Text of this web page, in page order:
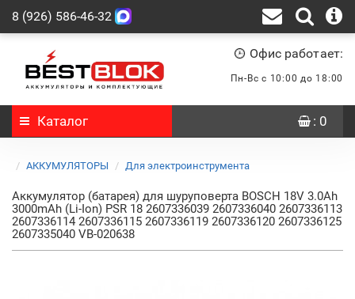
8 (926) 586-46-32
Офис работает:
Пн-Вс с 10:00 до 18:00
Каталог : 0
АККУМУЛЯТОРЫ Для электроинструмента
Аккумулятор (батарея) для шуруповерта BOSCH 18V 3.0Ah
3000mAh (Li-Ion) PSR 18 2607336039 2607336040 2607336113
2607336114 2607336115 2607336119 2607336120 2607336125
2607335040 VB-020638